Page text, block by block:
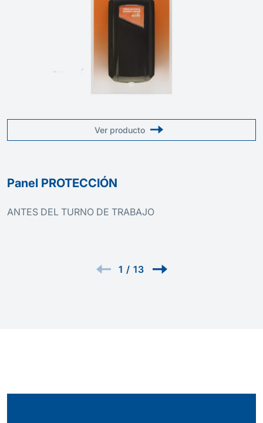
Ver producto
Panel PROTECCIÓN
ANTES DEL TURNO DE TRABAJO
1 / 13